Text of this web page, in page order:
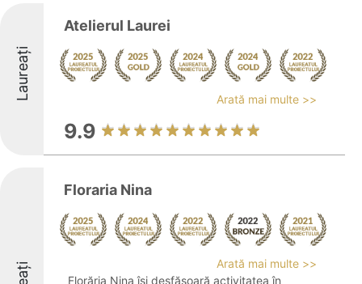
Laureați
Atelierul Laurei
Arată mai multe >>
9.9
Floraria Nina
Arată mai multe >>
Florăria Nina își desfășoară activitatea în